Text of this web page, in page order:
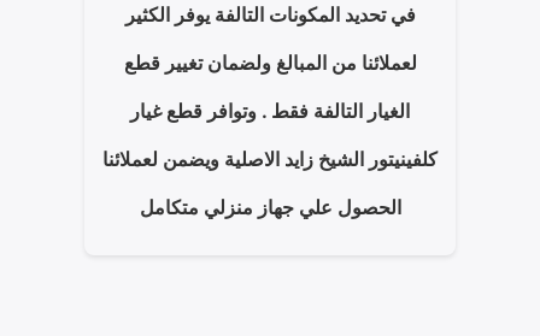
في تحديد المكونات التالفة يوفر الكثير
لعملائنا من المبالغ ولضمان تغيير قطع
الغيار التالفة فقط . وتوافر قطع غيار
كلفينيتور الشيخ زايد الاصلية ويضمن لعملائنا
الحصول علي جهاز منزلي متكامل